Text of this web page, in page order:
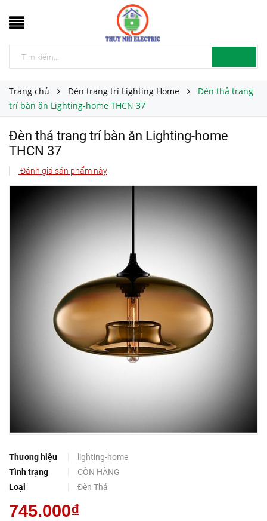
Trang chủ Đèn trang trí Lighting Home
Đèn thả trang
trí bàn ăn Lighting-home THCN 37
Đèn thả trang trí bàn ăn Lighting-home
THCN 37
Đánh giá sản phẩm này
Thương hiệu
lighting-home
Tình trạng
CÒN HÀNG
Loại
Đèn Thả
745.000₫